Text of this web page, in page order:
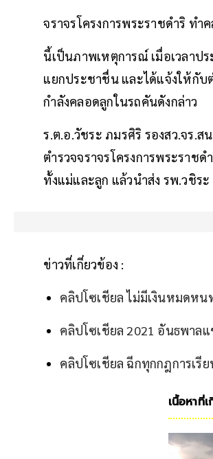
จราจรโครงการพระราชดำริ ท
นี้เป็นภาพเหตุการณ์ เมื่อเวลาป
แยกประชาชื่น และได้แจ้งให้กับ
กำลังคลอดลูกในรถคันดังกล่าว
ร.ต.อ.วัชระ ภมรศิริ รองสว.จร.
ตำรวจจราจรโครงการพระราช
ทั้งแม่และลูก แล้วนำส่ง รพ.วชิระ
ข่าวที่เกี่ยวข้อง :
คลิปโซเชียล ไม่มีเงินหมดหน
คลิปโซเชียล 2021 อันธพาล
คลิปโซเชียล ฉีกทุกกฎการเรี
เนื้อหาที่